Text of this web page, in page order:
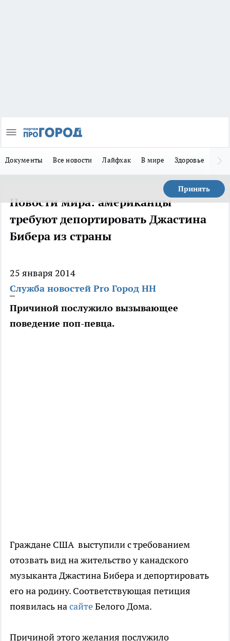
Документы Все новости Лайфхак В мире Здоровье
Принять
Новости мира: американцы
требуют депортировать Джастина
Бибера из страны
25 января 2014
Служба новостей Pro Город НН
Причиной послужило вызывающее
поведение поп-певца.
Граждане США выступили с требованием
отозвать вид на жительство у канадского
музыканта Джастина Бибера и депортировать
его на родину. Соответствующая петиция
появилась насайтеБелого Дома.
Причиной этого желания послужило